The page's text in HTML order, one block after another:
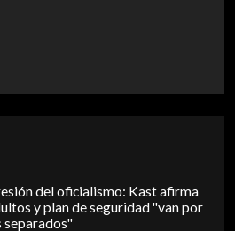
del oficialismo: Kast afirma
y plan de seguridad "van por
separados"